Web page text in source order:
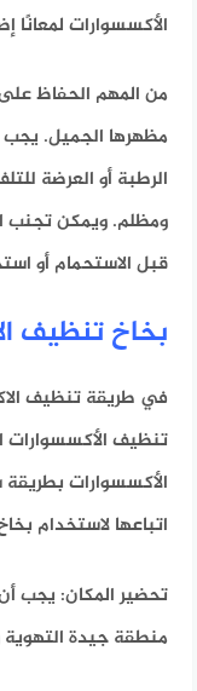
الأكسسوارات لمعانًا
من المهم الحفاظ
مظهرها الجميل. يجب
الرطبة أو العرضة
ومظلم. ويمكن تجنب
قبل الاستحمام أو
بخاخ تنظيف
في طريقة تنظيف
تنظيف الأكسسوارات
الأكسسوارات
اتباعها لاستخدام
تحضير المكان: يجب
منطقة جيدة التهوية